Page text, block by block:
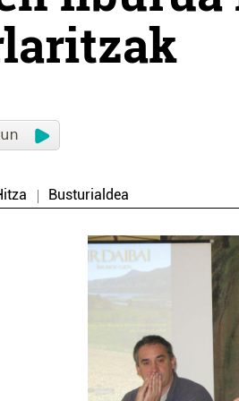
Busturialdea